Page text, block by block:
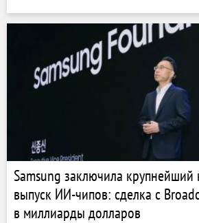
Samsung заключила крупнейший
выпуск ИИ-чипов: сделка с
в миллиарды долларов